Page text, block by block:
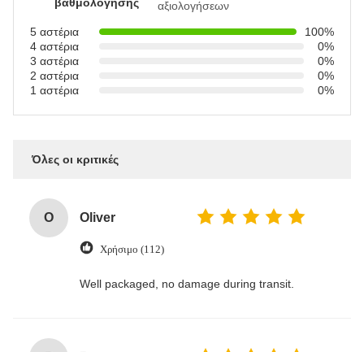
αξιολογήσεων
5 αστέρια
100%
4 αστέρια
0%
3 αστέρια
0%
2 αστέρια
0%
1 αστέρια
0%
Όλες οι κριτικές
O Oliver
Χρήσιμο (112)
Well packaged, no damage during transit.